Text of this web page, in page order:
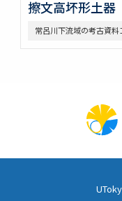
擦文高坏形土器
常呂川下流域の考古資